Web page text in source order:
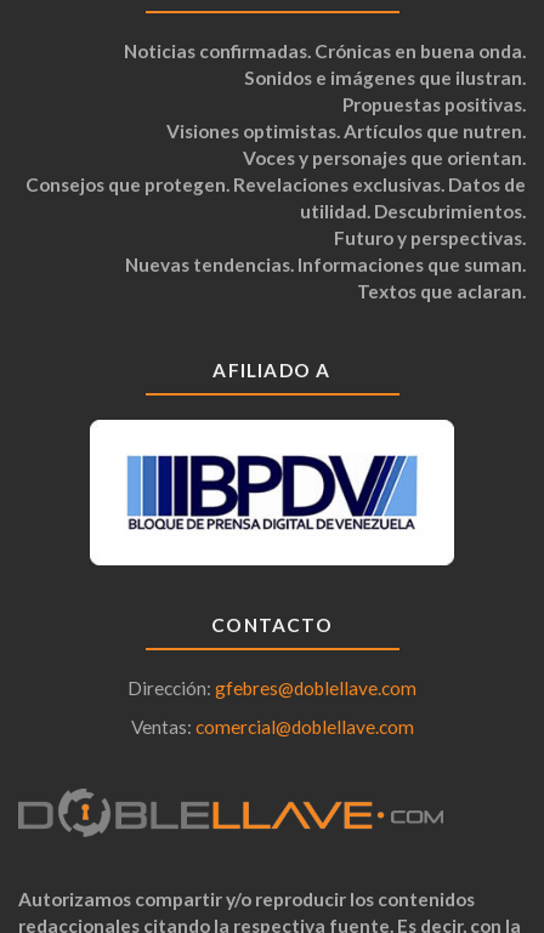
Noticias confirmadas. Crónicas en buena onda.
Sonidos e imágenes que ilustran.
Propuestas positivas.
Visiones optimistas. Artículos que nutren.
Voces y personajes que orientan.
Consejos que protegen. Revelaciones exclusivas. Datos de
utilidad. Descubrimientos.
Futuro y perspectivas.
Nuevas tendencias. Informaciones que suman.
Textos que aclaran.
AFILIADO A
CONTACTO
Dirección: gfebres@doblellave.com
Ventas: comercial@doblellave.com
Autorizamos compartir y/o reproducir los contenidos
redaccionales citando la respectiva fuente. Es decir, con la